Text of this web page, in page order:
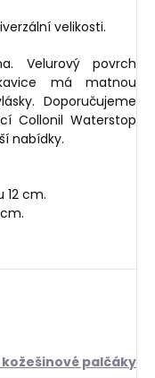
velikosti.
Velurový povrch
má matnou
Doporučujeme
Collonil Waterstop
nabídky.
12 cm.
kožešinové palčáky